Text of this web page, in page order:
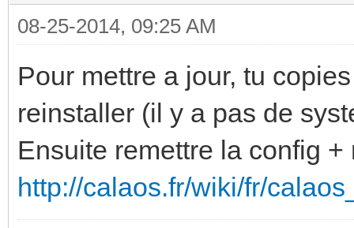
08-25-2014, 09:25 AM
Pour mettre a jour, tu
reinstaller (il y a pas de
Ensuite remettre la config
http://calaos.fr/wiki/fr/